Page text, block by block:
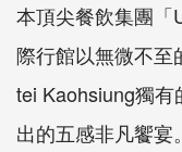
本頂尖餐飲集團「
際行館以無微不
tei Kaohsiung獨
出的五感非凡饗宴。